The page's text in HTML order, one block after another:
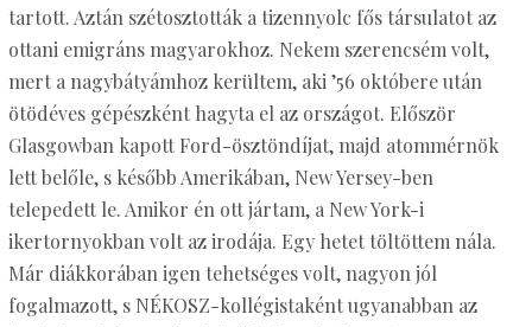
tartott. Aztán szétosztották a tizennyolc fős társulatot az
ottani emigráns magyarokhoz. Nekem szerencsém volt,
mert a nagybátyámhoz kerültem, aki ’56 októbere után
ötödéves gépészként hagyta el az országot. Először
Glasgowban kapott Ford-ösztöndíjat, majd atommérnök
lett belőle, s később Amerikában, New Yersey-ben
telepedett le. Amikor én ott jártam, a New York-i
ikertornyokban volt az irodája. Egy hetet töltöttem nála.
Már diákkorában igen tehetséges volt, nagyon jól
fogalmazott, s NÉKOSZ-kollégistaként ugyanabban az